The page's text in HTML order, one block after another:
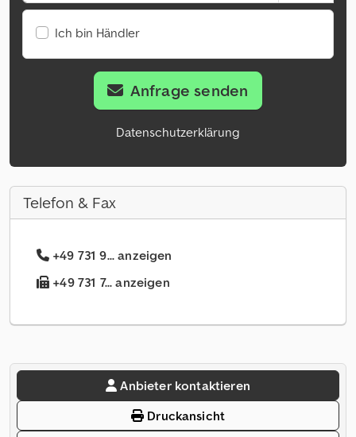
Ich bin Händler
Anfrage senden
Datenschutzerklärung
Telefon & Fax
+49 731 9... anzeigen
+49 731 7... anzeigen
Anbieter kontaktieren
Druckansicht